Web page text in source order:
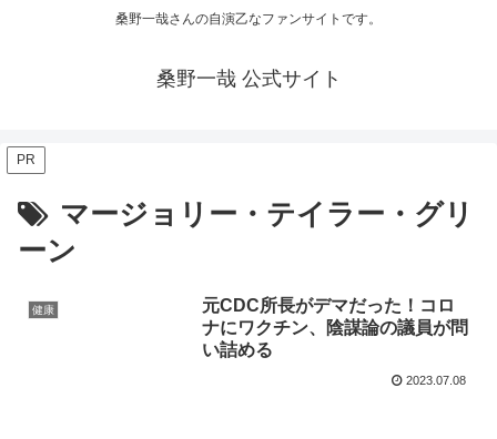
桑野一哉さんの自演乙なファンサイトです。
桑野一哉 公式サイト
PR
マージョリー・テイラー・グリ
ーン
健康
元CDC所長がデマだった！コロ
ナにワクチン、陰謀論の議員が問
い詰める
2023.07.08